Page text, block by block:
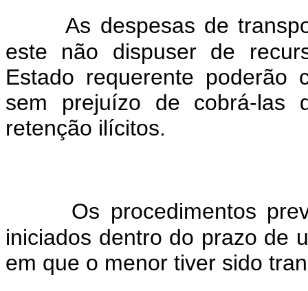
As despesas de
este não dispuser de
Estado requerente poderão
sem prejuízo de cobrá-las
retenção ilícitos.
Os procedimentos
iniciados dentro do prazo de
em que o menor tiver sido